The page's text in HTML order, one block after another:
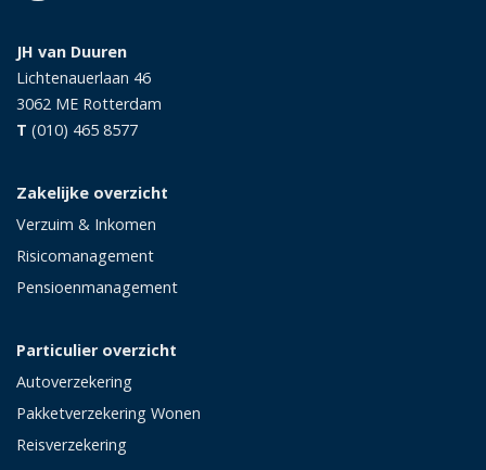
JH van Duuren
Lichtenauerlaan 46
3062 ME Rotterdam
T (010) 465 8577
Zakelijke overzicht
Verzuim & Inkomen
Risicomanagement
Pensioenmanagement
Particulier overzicht
Autoverzekering
Pakketverzekering Wonen
Reisverzekering